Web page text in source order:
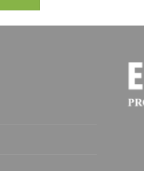
zł
zł